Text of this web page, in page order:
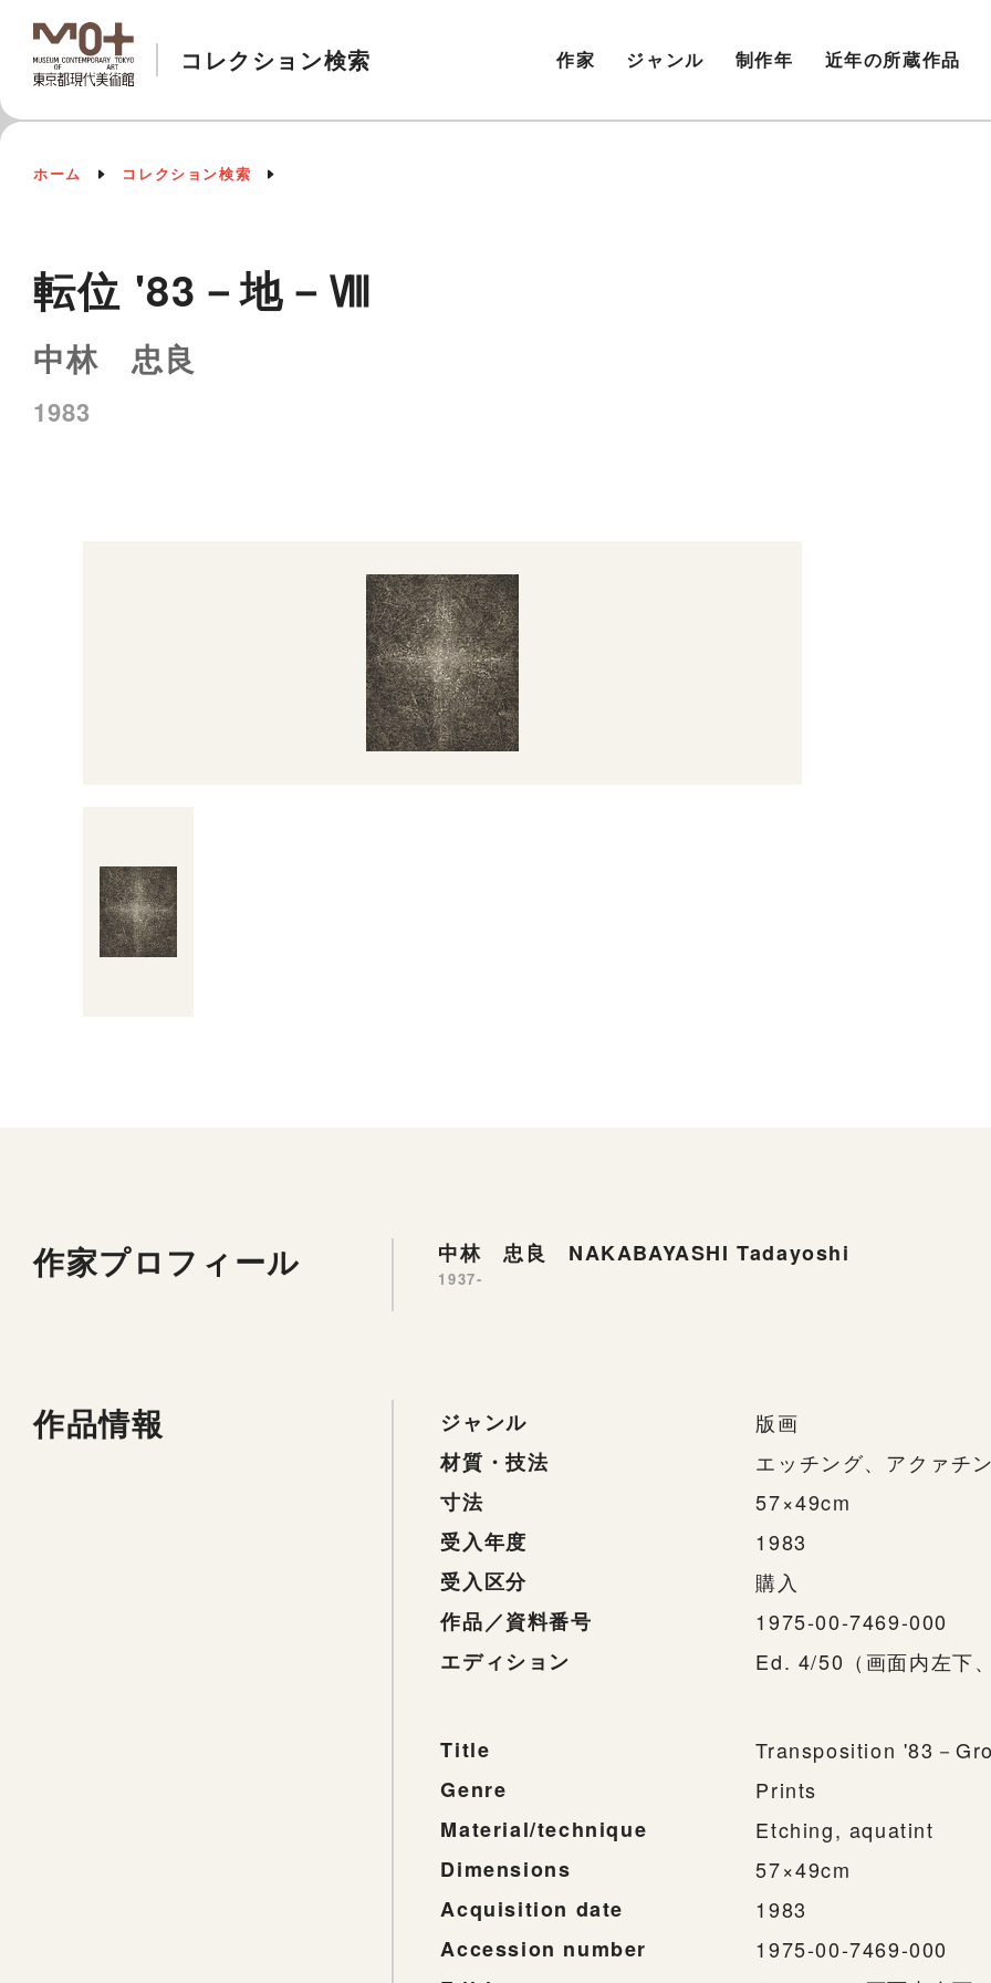
コレクション検索 作家 ジャンル 制作年 近年の所蔵作品
ホーム コレクション検索
転位 '83－地－Ⅷ
中林 忠良
1983
作家プロフィール 中林 忠良 NAKABAYASHI Tadayoshi
1937-
作品情報 ジャンル
版画
材質・技法
エッチング、アクァチ
寸法
57×49cm
受入年度
1983
受入区分
購入
作品／資料番号
1975-00-7469-000
エディション
Ed. 4/50（画面内左下
Title
Transposition '83－
Genre
Prints
Material/technique
Etching, aquatint
Dimensions
57×49cm
Acquisition date
1983
Accession number
1975-00-7469-000